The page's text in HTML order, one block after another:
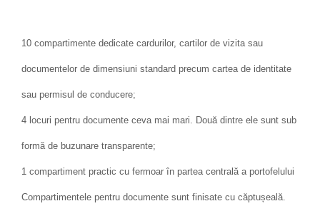
10 compartimente dedicate cardurilor, cartilor de vizita sau
documentelor de dimensiuni standard precum cartea de identitate
sau permisul de conducere;
4 locuri pentru documente ceva mai mari. Două dintre ele sunt sub
formă de buzunare transparente;
1 compartiment practic cu fermoar în partea centrală a portofelului
Compartimentele pentru documente sunt finisate cu căptușeală.